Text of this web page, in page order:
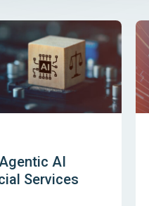
AI
Services